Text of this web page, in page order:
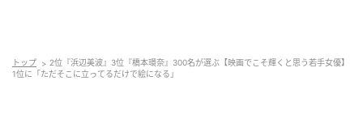
トップ
2位『浜辺美波』3位『橋本環奈』300名が選ぶ【映画でこそ輝くと思う若手女優】
1位に「ただそこに立ってるだけで絵になる」